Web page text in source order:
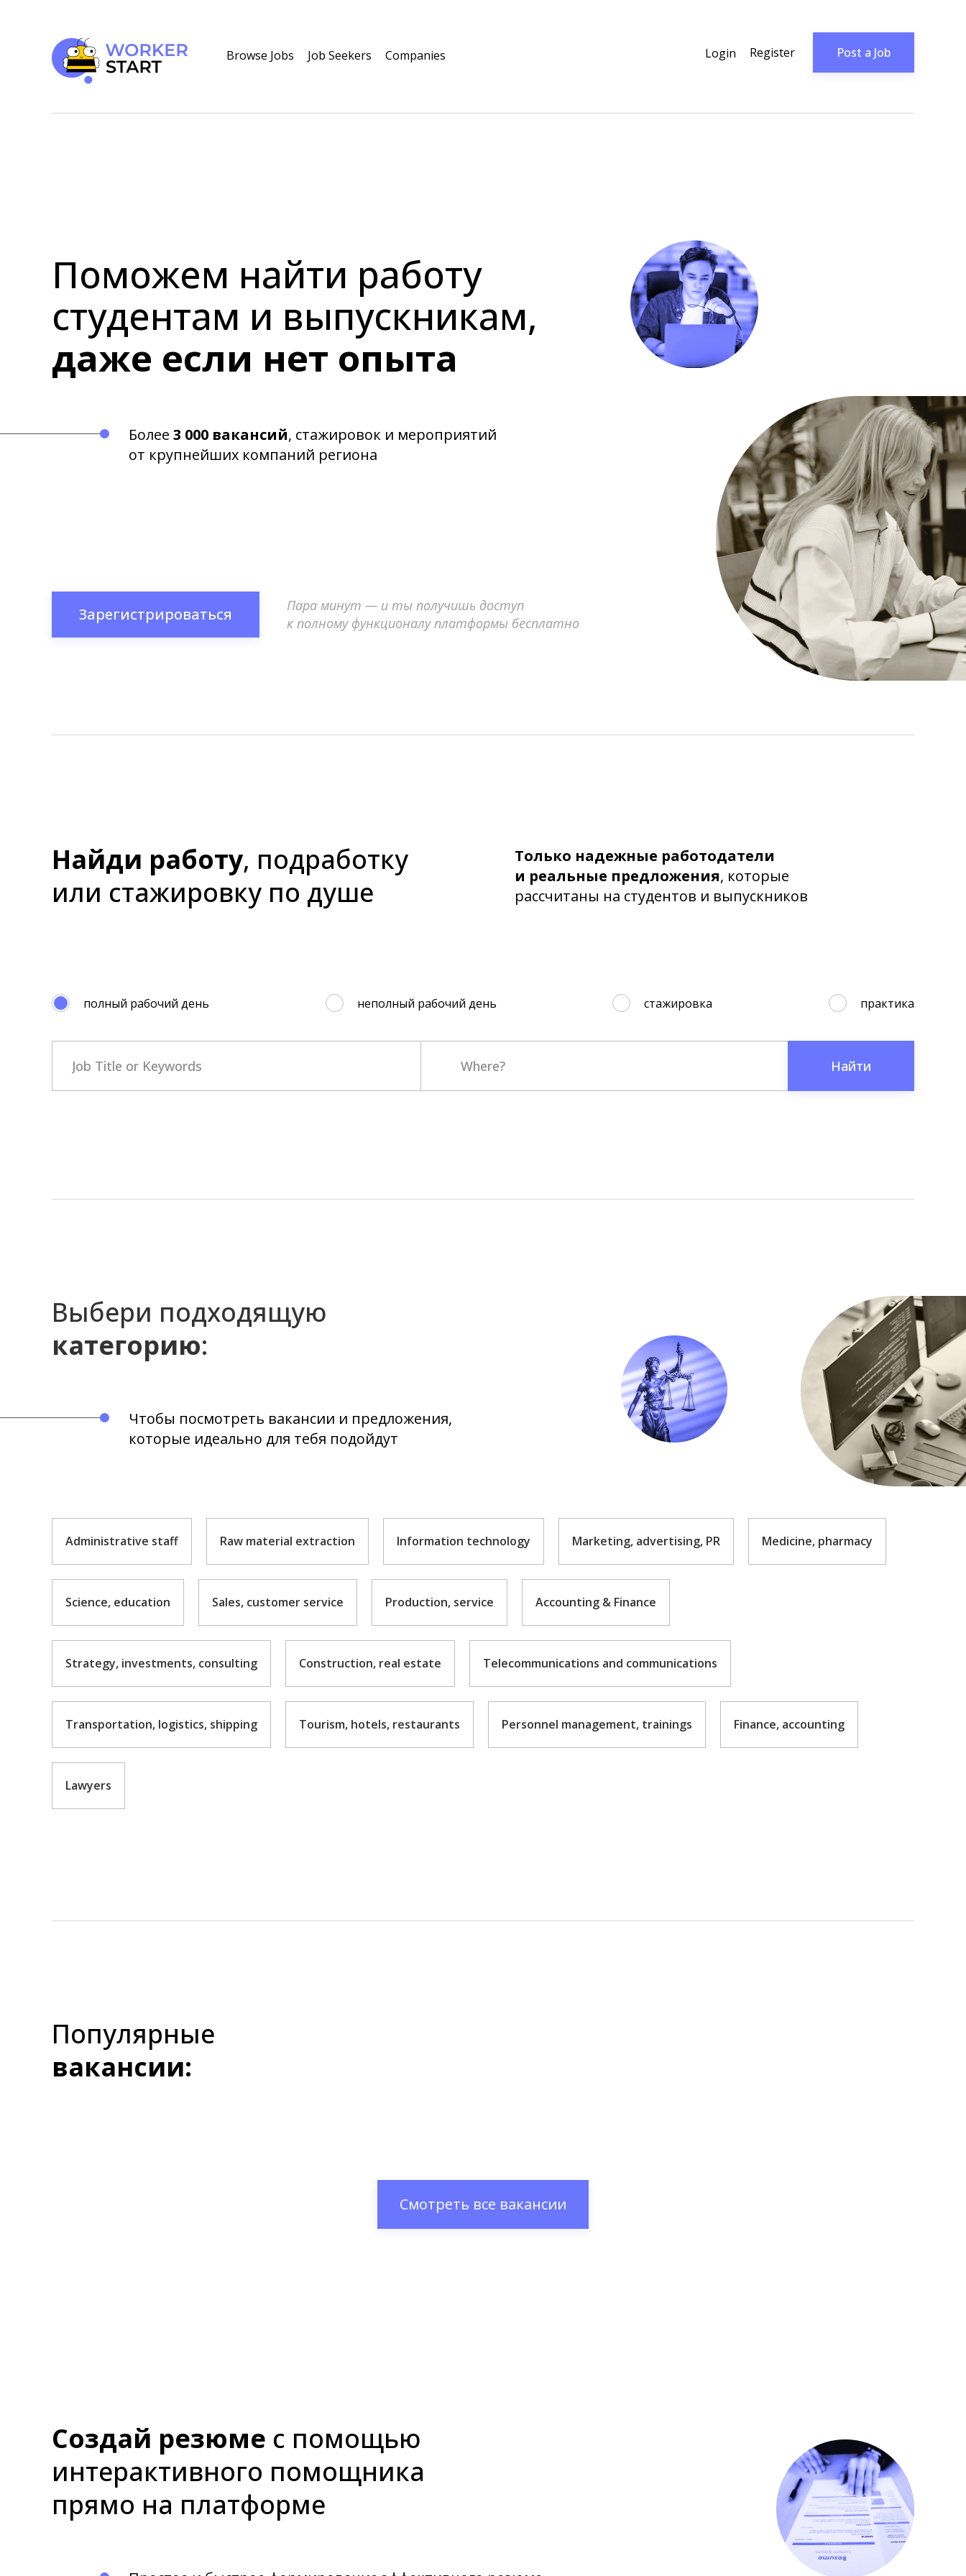
Browse Jobs Job Seekers Companies Login Register Post a Job
Поможем найти работу
студентам и выпускникам,
даже если нет опыта
Более3 000 вакансий, стажировок и мероприятий
от крупнейших компаний региона
Зарегистрироваться
Пара минут — и ты получишь доступ
к полному функционалу платформы бесплатно
Найди работу, подработку
или стажировку по душе
Только надежные работодатели
и реальные предложения, которые
рассчитаны на студентов и выпускников
полный рабочий день неполный рабочий день стажировка практика
Найти
Выбери подходящую
категорию:
Чтобы посмотреть вакансии и предложения,
которые идеально для тебя подойдут
Administrative staff Raw material extraction Information technology Marketing, advertising, PR Medicine, pharmacy
Science, education Sales, customer service Production, service Accounting & Finance
Strategy, investments, consulting Construction, real estate Telecommunications and communications
Transportation, logistics, shipping Tourism, hotels, restaurants Personnel management, trainings Finance, accounting
Lawyers
Популярные
вакансии:
Смотреть все вакансии
Создай резюме с помощью
интерактивного помощника
прямо на платформе